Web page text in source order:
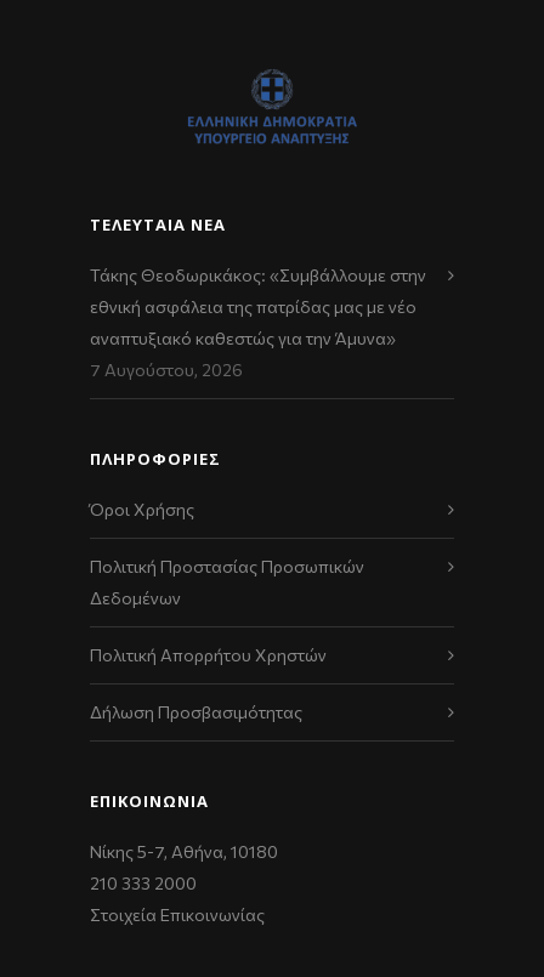
ΤΕΛΕΥΤΑΊΑ ΝΈΑ
Τάκης Θεοδωρικάκος: «Συμβάλλουμε στην
εθνική ασφάλεια της πατρίδας μας με νέο
αναπτυξιακό καθεστώς για την Άμυνα»
7 Αυγούστου, 2026
ΠΛΗΡΟΦΟΡΙΕΣ
Όροι Χρήσης
Πολιτική Προστασίας Προσωπικών
Δεδομένων
Πολιτική Απορρήτου Χρηστών
Δήλωση Προσβασιμότητας
ΕΠΙΚΟΙΝΩΝΊΑ
Νίκης 5-7, Αθήνα, 10180
210 333 2000
Στοιχεία Επικοινωνίας